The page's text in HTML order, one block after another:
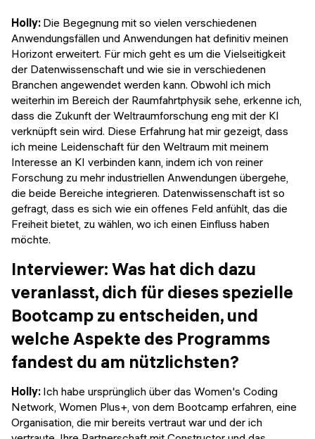
Holly: Die Begegnung mit so vielen verschiedenen
Anwendungsfällen und Anwendungen hat definitiv meinen
Horizont erweitert. Für mich geht es um die Vielseitigkeit
der Datenwissenschaft und wie sie in verschiedenen
Branchen angewendet werden kann. Obwohl ich mich
weiterhin im Bereich der Raumfahrtphysik sehe, erkenne ich,
dass die Zukunft der Weltraumforschung eng mit der KI
verknüpft sein wird. Diese Erfahrung hat mir gezeigt, dass
ich meine Leidenschaft für den Weltraum mit meinem
Interesse an KI verbinden kann, indem ich von reiner
Forschung zu mehr industriellen Anwendungen übergehe,
die beide Bereiche integrieren. Datenwissenschaft ist so
gefragt, dass es sich wie ein offenes Feld anfühlt, das die
Freiheit bietet, zu wählen, wo ich einen Einfluss haben
möchte.
Interviewer: Was hat dich dazu
veranlasst, dich für dieses spezielle
Bootcamp zu entscheiden, und
welche Aspekte des Programms
fandest du am nützlichsten?
Holly: Ich habe ursprünglich über das Women's Coding
Network, Women Plus+, von dem Bootcamp erfahren, eine
Organisation, die mir bereits vertraut war und der ich